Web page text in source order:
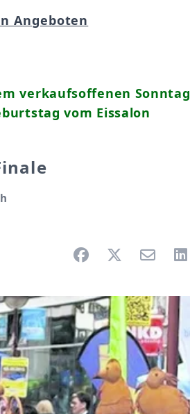
verkaufsoffenen Sonntag
vom Eissalon
Angeboten